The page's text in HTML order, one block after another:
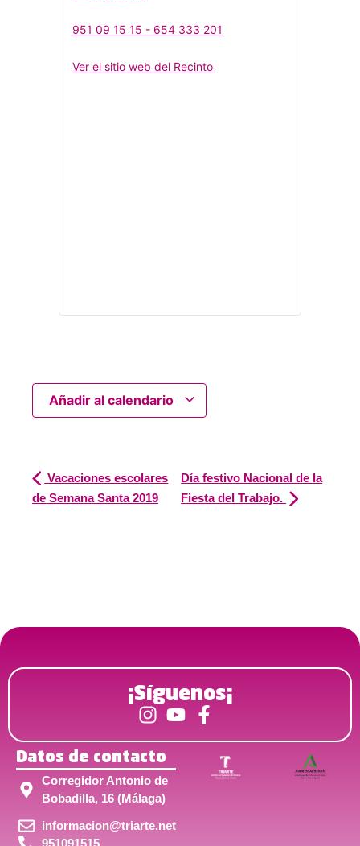
951 09 15 15 - 654 333 201
Ver el sitio web del Recinto
Añadir al calendario
Vacaciones escolares
de Semana Santa 2019
Día festivo Nacional de la
Fiesta del Trabajo.
¡Síguenos¡
Datos de contacto
Corregidor Antonio de
Bobadilla, 16 (Málaga)
informacion@triarte.net
951091515